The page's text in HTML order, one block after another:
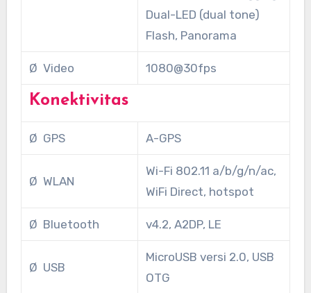
Dual-LED (dual tone)
Flash, Panorama
Ø Video 1080@30fps
Konektivitas
Ø GPS A-GPS
Ø WLAN
Wi-Fi 802.11 a/b/g/n/ac,
WiFi Direct, hotspot
Ø Bluetooth v4.2, A2DP, LE
Ø USB
MicroUSB versi 2.0, USB
OTG